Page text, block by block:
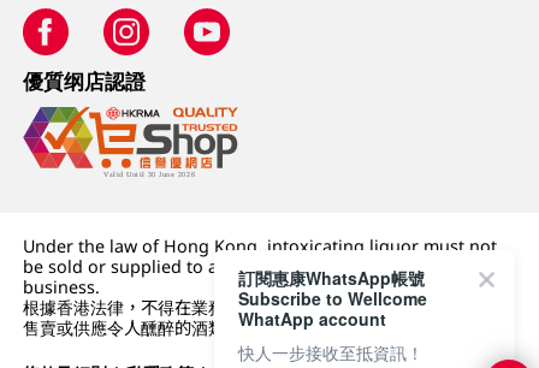
優質纲店認證
Under the law of Hong Kong, intoxicating liquor must not
be sold or supplied to a minor (under 18) in the course of
business.
根據香港法律，不得在業務過程中，向未成年人 (18 歲以下人士)
售賣或供應令人醺醉的酒類。
訂閱惠康WhatsApp帳號
Subscribe to Wellcome
WhatApp account
快人一步接收至抵資訊！